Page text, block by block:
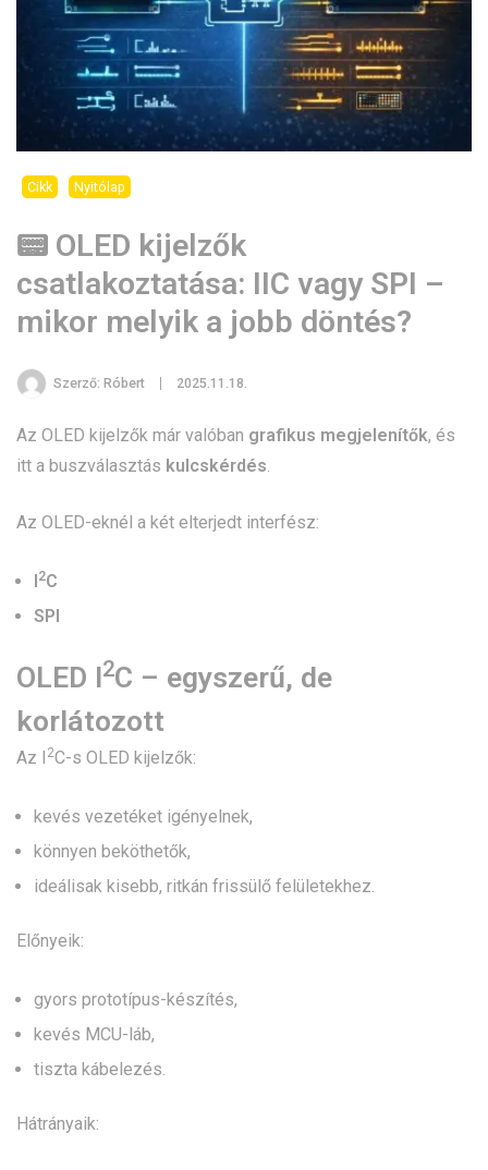
Cikk Nyitólap
📟 OLED kijelzők
csatlakoztatása: IIC vagy SPI –
mikor melyik a jobb döntés?
Szerző: Róbert 2025.11.18.
Az OLED kijelzők már valóban grafikus megjelenítők, és
itt a buszválasztás kulcskérdés.
Az OLED-eknél a két elterjedt interfész:
I2C
SPI
OLED I2C – egyszerű, de
korlátozott
Az I 2C-s OLED kijelzők:
kevés vezetéket igényelnek,
könnyen beköthetők,
ideálisak kisebb, ritkán frissülő felületekhez.
Előnyeik:
gyors prototípus-készítés,
kevés MCU-láb,
tiszta kábelezés.
Hátrányaik: